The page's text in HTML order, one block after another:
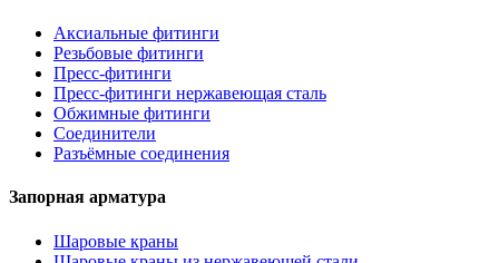
Аксиальные фитинги
Резьбовые фитинги
Пресс-фитинги
Пресс-фитинги нержавеющая сталь
Обжимные фитинги
Соединители
Разъёмные соединения
Запорная арматура
Шаровые краны